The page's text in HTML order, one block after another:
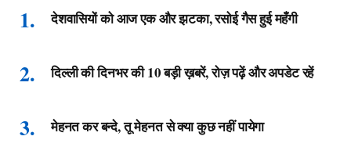
देशवासियों को आज एक और झटका, रसोई गैस हुई महँगी
दिल्ली की दिनभर की 10 बड़ी ख़बरें, रोज़ पढ़ें और अपडेट रहें
मेहनत कर बन्दे, तू मेहनत से क्या कुछ नहीं पायेगा